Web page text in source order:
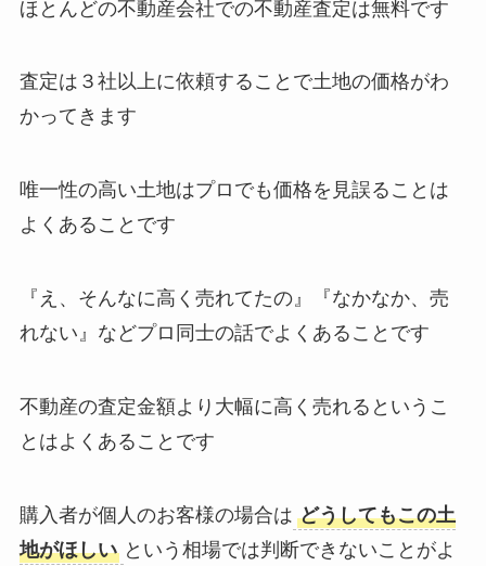
ほとんどの不動産会社での不動産査定は無料です
査定は３社以上に依頼することで土地の価格がわ
かってきます
唯一性の高い土地はプロでも価格を見誤ることは
よくあることです
『え、そんなに高く売れてたの』『なかなか、売
れない』などプロ同士の話でよくあることです
不動産の査定金額より大幅に高く売れるというこ
とはよくあることです
購入者が個人のお客様の場合は どうしてもこの土
地がほしい という相場では判断できないことがよ